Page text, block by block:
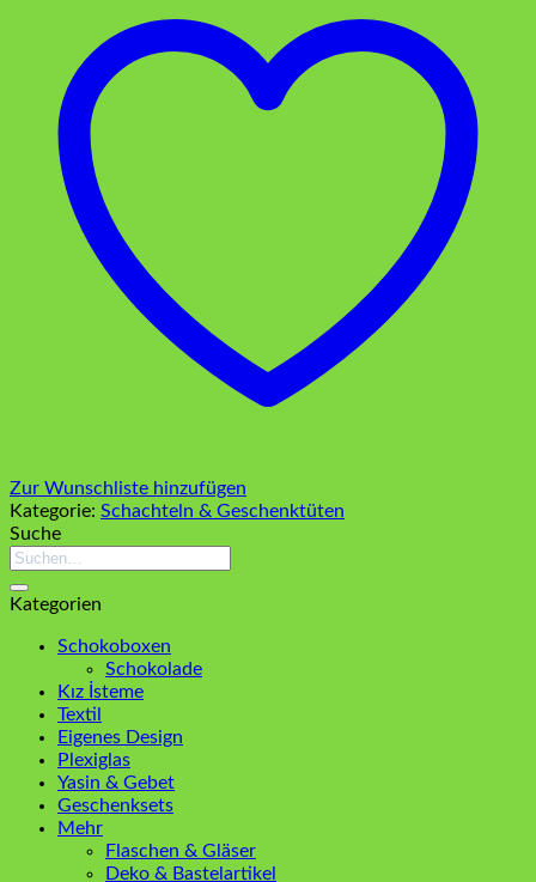
Zur Wunschliste hinzufügen
Kategorie: Schachteln & Geschenktüten
Suche
Suchen
Kategorien
Schokoboxen
Schokolade
Kız İsteme
Textil
Eigenes Design
Plexiglas
Yasin & Gebet
Geschenksets
Mehr
Flaschen & Gläser
Deko & Bastelartikel